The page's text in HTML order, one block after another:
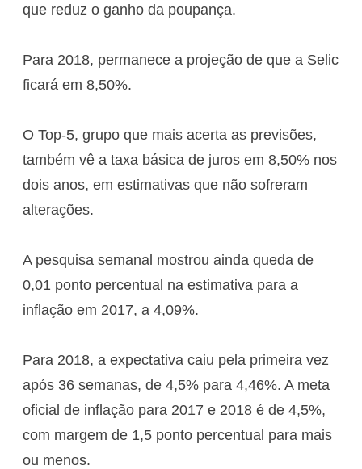
que reduz o ganho da poupança.
Para 2018, permanece a projeção de que a Selic
ficará em 8,50%.
O Top-5, grupo que mais acerta as previsões,
também vê a taxa básica de juros em 8,50% nos
dois anos, em estimativas que não sofreram
alterações.
A pesquisa semanal mostrou ainda queda de
0,01 ponto percentual na estimativa para a
inflação em 2017, a 4,09%.
Para 2018, a expectativa caiu pela primeira vez
após 36 semanas, de 4,5% para 4,46%. A meta
oficial de inflação para 2017 e 2018 é de 4,5%,
com margem de 1,5 ponto percentual para mais
ou menos.